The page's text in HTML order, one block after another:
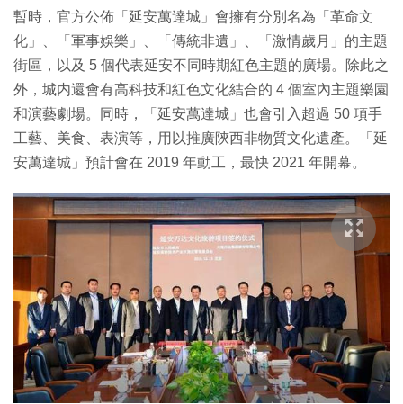
暫時，官方公佈「延安萬達城」會擁有分別名為「革命文
化」、「軍事娛樂」、「傳統非遺」、「激情歲月」的主題
街區，以及 5 個代表延安不同時期紅色主題的廣場。除此之
外，城内還會有高科技和紅色文化結合的 4 個室內主題樂園
和演藝劇場。同時，「延安萬達城」也會引入超過 50 項手
工藝、美食、表演等，用以推廣陝西非物質文化遺產。「延
安萬達城」預計會在 2019 年動工，最快 2021 年開幕。